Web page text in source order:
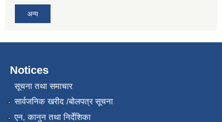
अन्य
Notices
सूचना तथा समाचार
सार्वजनिक खरीद /बोलपत्र सूचना
एन, कानुन तथा निर्देशिका